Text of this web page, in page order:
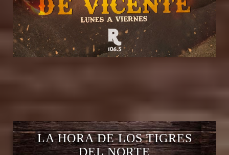
LA HORA DE LOS TIGRES
DEL NORTE